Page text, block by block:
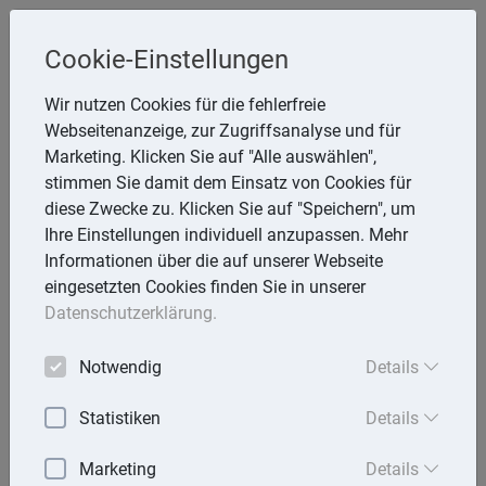
Melzer, StB
Storchsnest 6, 74535 Mainhardt
Telefon: 7903 7736
E-Mail:rathmann.melzer@t-online.de
Lexika
Volltext-Suche in den Lexika
Cookie-Einstellungen
Wir nutzen Cookies für die fehlerfreie
Webseitenanzeige, zur Zugriffsanalyse und für
Marketing. Klicken Sie auf "Alle auswählen",
stimmen Sie damit dem Einsatz von Cookies für
diese Zwecke zu. Klicken Sie auf "Speichern", um
Ihre Einstellungen individuell anzupassen. Mehr
Informationen über die auf unserer Webseite
eingesetzten Cookies finden Sie in unserer
Datenschutzerklärung.
Notwendig Details
Statistiken Details
Marketing Details